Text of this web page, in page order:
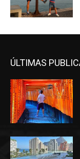
ÚLTIMAS